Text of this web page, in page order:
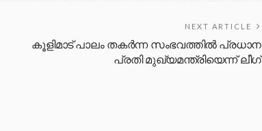
NEXT ARTICLE
കൂളിമാട് പാലം തകർന്ന സംഭവത്തിൽ പ്രധാന
പ്രതി മുഖ്യമന്ത്രിയെന്ന് ലീഗ്